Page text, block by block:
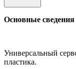
Основные сведения
Универсальный
пластика.